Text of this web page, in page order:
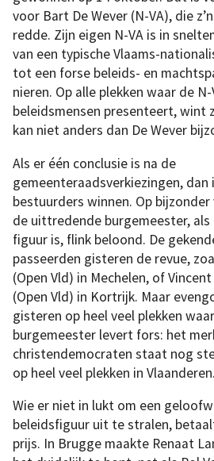
voor Bart De Wever (N-VA), die
redde. Zijn eigen N-VA is in
van een typische Vlaams-
tot een forse beleids- en
nieren. Op alle plekken waar de
beleidsmensen presenteert, wint
kan niet anders dan De Wever
Als er één conclusie is na de
gemeenteraadsverkiezingen,
bestuurders winnen. Op
de uittredende burgemeester,
figuur is, flink beloond. De
passeerden gisteren de revue,
(Open Vld) in Mechelen, of
(Open Vld) in Kortrijk. Maar
gisteren op heel veel plekken
burgemeester levert fors: het
christendemocraten staat nog
op heel veel plekken in Vlaanderen.
Wie er niet in lukt om een
beleidsfiguur uit te stralen,
prijs. In Brugge maakte Renaat